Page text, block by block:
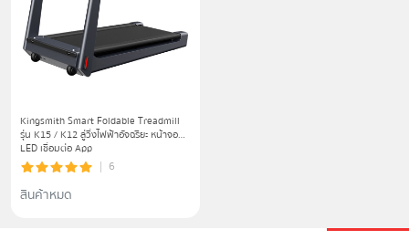
Kingsmith Smart Foldable Treadmill
รุ่น K15 / K12 ลู่วิ่งไฟฟ้าอัจฉริยะ หน้าจอ
LED เชื่อมต่อ App
6
สินค้าหมด